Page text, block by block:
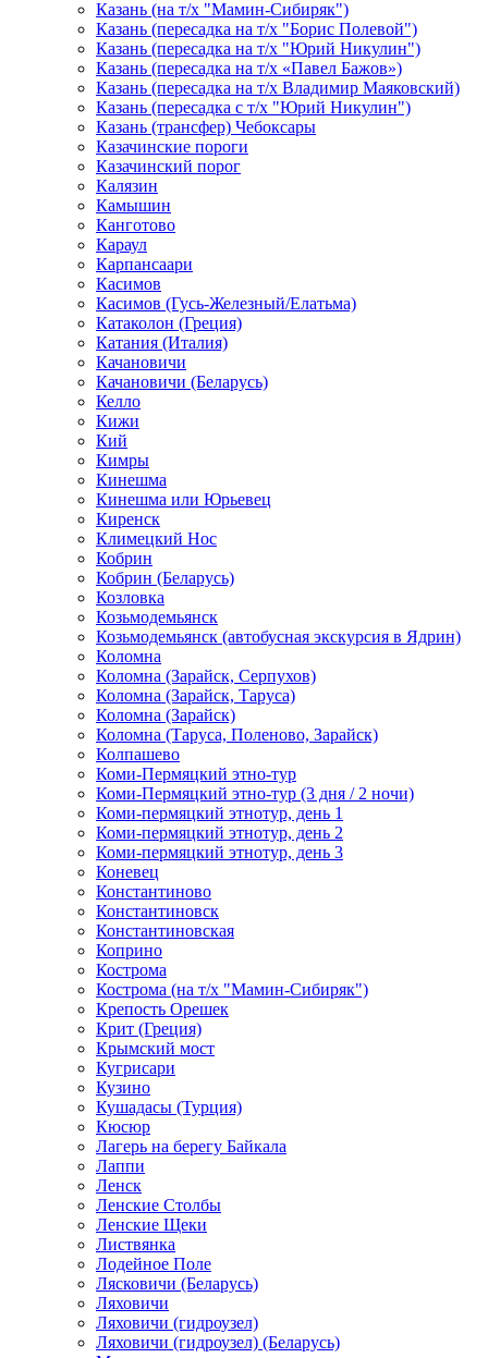
Казань (на т/х "Мамин-Сибиряк")
Казань (пересадка на т/х "Борис Полевой")
Казань (пересадка на т/х "Юрий Никулин")
Казань (пересадка на т/х «Павел Бажов»)
Казань (пересадка на т/х Владимир Маяковский)
Казань (пересадка с т/х "Юрий Никулин")
Казань (трансфер) Чебоксары
Казачинские пороги
Казачинский порог
Калязин
Камышин
Канготово
Караул
Карпансаари
Касимов
Касимов (Гусь-Железный/Елатьма)
Катаколон (Греция)
Катания (Италия)
Качановичи
Качановичи (Беларусь)
Келло
Кижи
Кий
Кимры
Кинешма
Кинешма или Юрьевец
Киренск
Климецкий Нос
Кобрин
Кобрин (Беларусь)
Козловка
Козьмодемьянск
Козьмодемьянск (автобусная экскурсия в Ядрин)
Коломна
Коломна (Зарайск, Серпухов)
Коломна (Зарайск, Таруса)
Коломна (Зарайск)
Коломна (Таруса, Поленово, Зарайск)
Колпашево
Коми-Пермяцкий этно-тур
Коми-Пермяцкий этно-тур (3 дня / 2 ночи)
Коми-пермяцкий этнотур, день 1
Коми-пермяцкий этнотур, день 2
Коми-пермяцкий этнотур, день 3
Коневец
Константиново
Константиновск
Константиновская
Коприно
Кострома
Кострома (на т/х "Мамин-Сибиряк")
Крепость Орешек
Крит (Греция)
Крымский мост
Кугрисари
Кузино
Кушадасы (Турция)
Кюсюр
Лагерь на берегу Байкала
Лаппи
Ленск
Ленские Столбы
Ленские Щеки
Листвянка
Лодейное Поле
Лясковичи (Беларусь)
Ляховичи
Ляховичи (гидроузел)
Ляховичи (гидроузел) (Беларусь)